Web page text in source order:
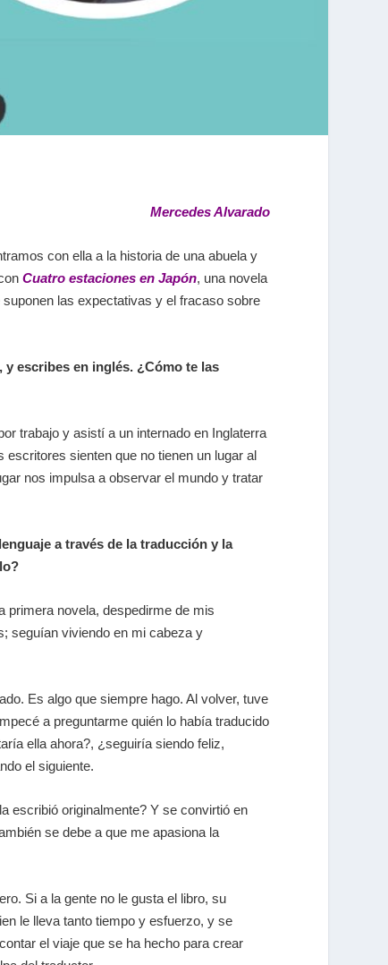
Mercedes Alvarado
con ella a la historia de una abuela y
Cuatro estaciones en Japón, una novela
las expectativas y el fracaso sobre
escribes en inglés. ¿Cómo te las
trabajo y asistí a un internado en Inglaterra
sienten que no tienen un lugar al
nos impulsa a observar el mundo y tratar
a través de la traducción y la
primera novela, despedirme de mis
seguían viviendo en mi cabeza y
Es algo que siempre hago. Al volver, tuve
a preguntarme quién lo había traducido
ella ahora?, ¿seguiría siendo feliz,
el siguiente.
escribió originalmente? Y se convirtió en
se debe a que me apasiona la
Si a la gente no le gusta el libro, su
le lleva tanto tiempo y esfuerzo, y se
el viaje que se ha hecho para crear